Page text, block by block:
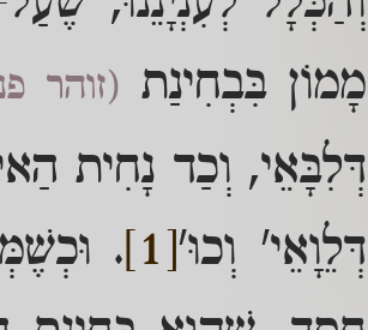
מָמוֹן בִּבְחִינַת (זוהר
דְּלִבָּאֵי, וְכַד נָחִית
דְּלֵוָאֵי' וְכוּ'[1]
.